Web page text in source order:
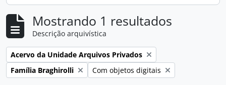
Mostrando 1 resultados
Descrição arquivística
Remover filtro:
Acervo da Unidade Arquivos Privados
Remover filtro:
Família Braghirolli Remover filtro:
Com objetos digitais